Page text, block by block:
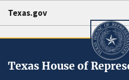
Texas.gov
Texas House of